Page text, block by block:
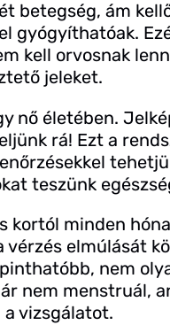
betegség, ám
gyógyíthatóak.
kell orvosnak
jeleket.
nő életében.
rá! Ezt a
teszünk
kortól minden
vérzés elmúlását
nem
nem menstruál,
vizsgálatot.